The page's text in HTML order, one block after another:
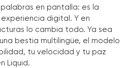
en pantalla: es la
digital. Y en
lo cambia todo. Ya sea
bestia multilingüe, el modelo
tu velocidad y tu paz
Liquid.